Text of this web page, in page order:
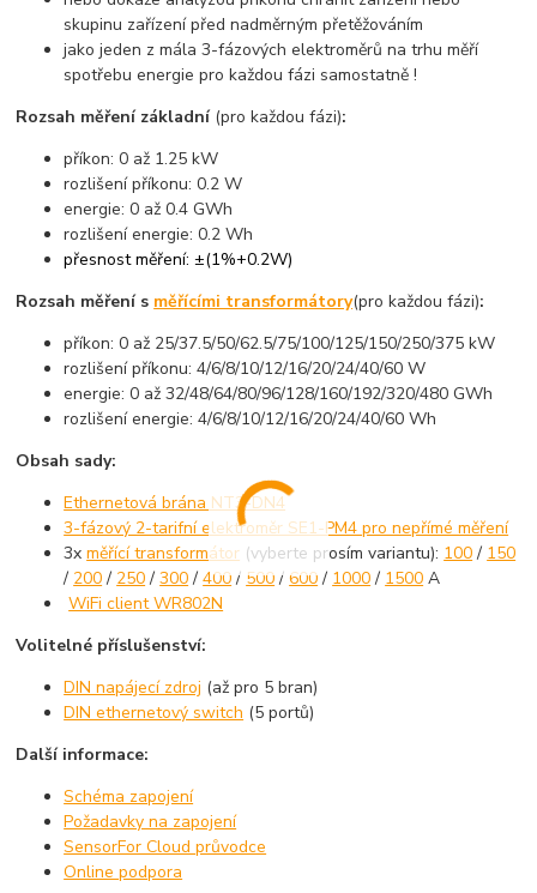
skupinu zařízení před nadměrným přetěžováním
jako jeden z mála 3-fázových elektroměrů na trhu měří
spotřebu energie pro každou fázi samostatně !
Rozsah měření základní (pro každou fázi):
příkon: 0 až 1.25 kW
rozlišení příkonu: 0.2 W
energie: 0 až 0.4 GWh
rozlišení energie: 0.2 Wh
přesnost měření: ±(1%+0.2W)
Rozsah měření s měřícími transformátory(pro každou fázi):
příkon: 0 až 25/37.5/50/62.5/75/100/125/150/250/375 kW
rozlišení příkonu: 4/6/8/10/12/16/20/24/40/60 W
energie: 0 až 32/48/64/80/96/128/160/192/320/480 GWh
rozlišení energie: 4/6/8/10/12/16/20/24/40/60 Wh
Obsah sady:
Ethernetová brána NT3-DN4
3-fázový 2-tarifní elektroměr SE1-PM4 pro nepřímé měření
3xměřící transformátor (vyberte prosím variantu): 100 / 150
/ 200 / 250 /300 /400 / 500 /600 / 1000 / 1500 A
WiFi client WR802N
Volitelné příslušenství:
DIN napájecí zdroj (až pro 5 bran)
DIN ethernetový switch (5 portů)
Další informace:
Schéma zapojení
Požadavky na zapojení
SensorFor Cloud průvodce
Online podpora